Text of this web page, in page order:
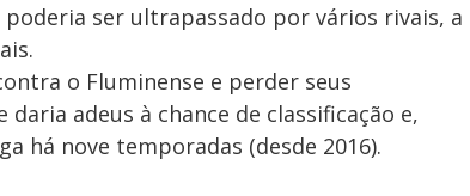
ser ultrapassado por vários rivais, a
o Fluminense e perder seus
adeus à chance de classificação e,
há nove temporadas (desde 2016).